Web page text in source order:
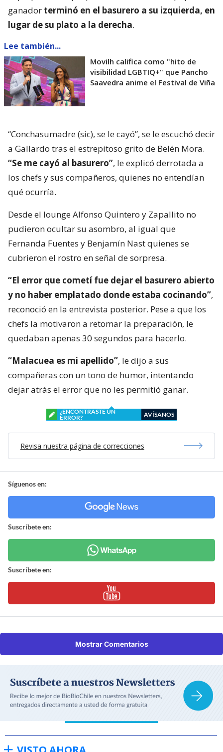
ganador terminó en el basurero a su izquierda, en
lugar de su plato a la derecha.
Lee también...
Movilh califica como "hito de
visibilidad LGBTIQ+" que Pancho
Saavedra anime el Festival de Viña
“Conchasumadre (sic), se le cayó”, se le escuchó decir
a Gallardo tras el estrepitoso grito de Belén Mora.
“Se me cayó al basurero”, le explicó derrotada a
los chefs y sus compañeros, quienes no entendían
qué ocurría.
Desde el lounge Alfonso Quintero y Zapallito no
pudieron ocultar su asombro, al igual que
Fernanda Fuentes y Benjamín Nast quienes se
cubrieron el rostro en señal de sorpresa.
“El error que cometí fue dejar el basurero abierto
y no haber emplatado donde estaba cocinando”,
reconoció en la entrevista posterior. Pese a que los
chefs la motivaron a retomar la preparación, le
quedaban apenas 30 segundos para hacerlo.
“Malacuea es mi apellido”, le dijo a sus
compañeras con un tono de humor, intentando
dejar atrás el error que no les permitió ganar.
¿ENCONTRASTE UN
ERROR?
AVÍSANOS
Revisa nuestra página de correcciones
Síguenos en:
Suscríbete en:
Suscríbete en:
Mostrar Comentarios